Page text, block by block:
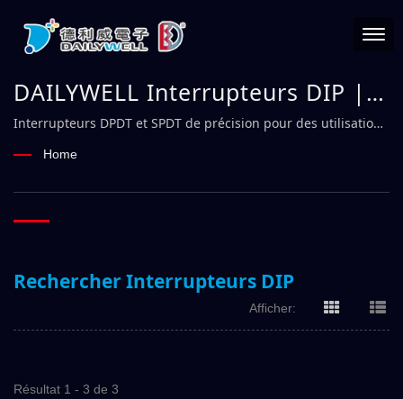
DAILYWELL Interrupteurs DIP |
Fabricant de commutateurs
électromécaniques de confiance
– DAILYWELL
Interrupteurs DPDT et SPDT de précision pour des utilisations
Home
Rechercher Interrupteurs DIP
Afficher:
Résultat 1 - 3 de 3